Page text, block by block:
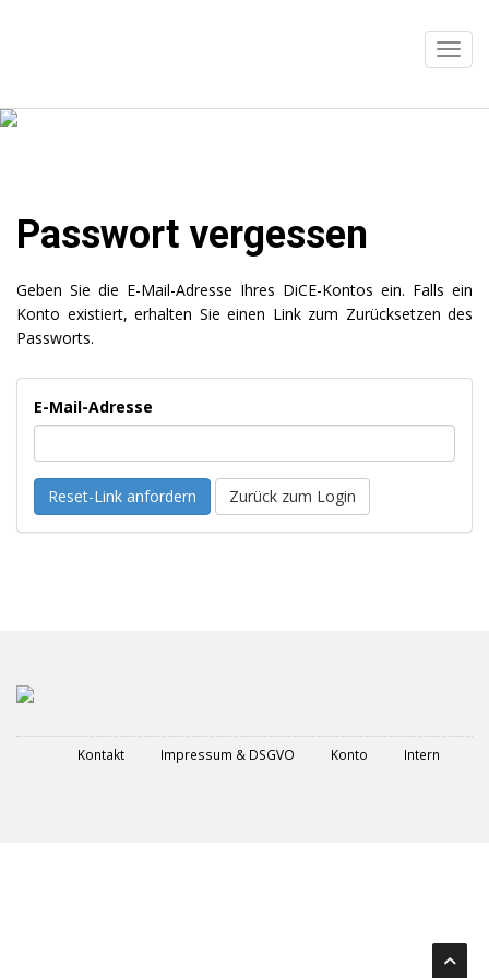
Passwort vergessen
Geben Sie die E-Mail-Adresse Ihres DiCE-Kontos ein. Falls ein
Konto existiert, erhalten Sie einen Link zum Zurücksetzen des
Passworts.
E-Mail-Adresse
Reset-Link anfordern Zurück zum Login
Kontakt Impressum & DSGVO Konto Intern